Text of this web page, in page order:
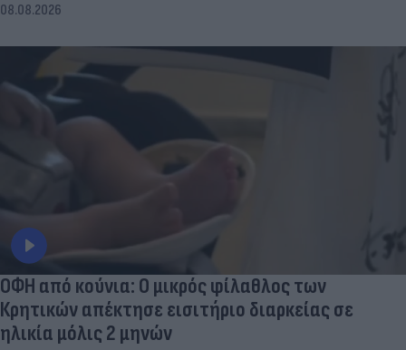
08.08.2026
ΟΦΗ από κούνια: Ο μικρός φίλαθλος των
Κρητικών απέκτησε εισιτήριο διαρκείας σε
ηλικία μόλις 2 μηνών